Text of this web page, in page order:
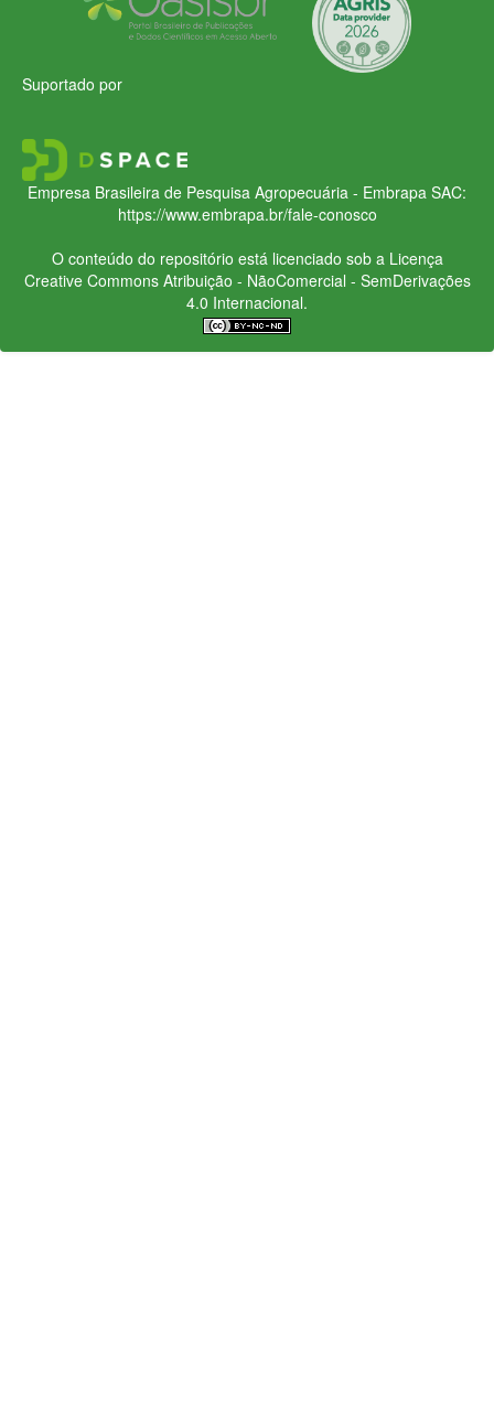
Suportado por
Empresa Brasileira de Pesquisa Agropecuária - Embrapa SAC:
https://www.embrapa.br/fale-conosco
O conteúdo do repositório está licenciado sob a Licença
Creative CommonsAtribuição - NãoComercial - SemDerivações
4.0 Internacional.